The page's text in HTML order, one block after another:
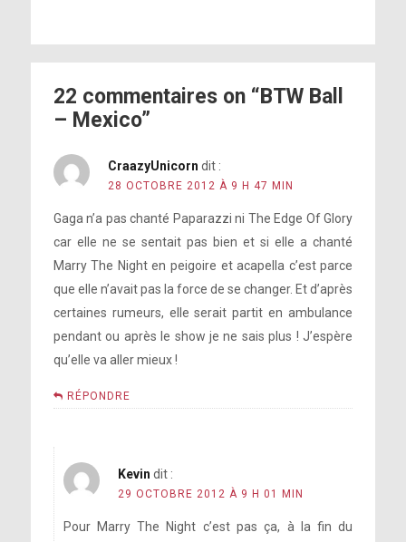
22 commentaires on “BTW Ball
– Mexico”
CraazyUnicorn dit :
28 OCTOBRE 2012 À 9 H 47 MIN
Gaga n’a pas chanté Paparazzi ni The Edge Of Glory
car elle ne se sentait pas bien et si elle a chanté
Marry The Night en peigoire et acapella c’est parce
que elle n’avait pas la force de se changer. Et d’après
certaines rumeurs, elle serait partit en ambulance
pendant ou après le show je ne sais plus ! J’espère
qu’elle va aller mieux !
RÉPONDRE
Kevin dit :
29 OCTOBRE 2012 À 9 H 01 MIN
Pour Marry The Night c’est pas ça, à la fin du